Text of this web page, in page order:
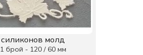
силиконов молд
1 брой - 120 / 60 мм